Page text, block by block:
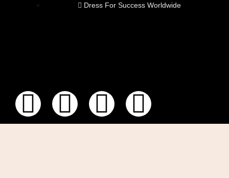
Dress For Success Worldwide